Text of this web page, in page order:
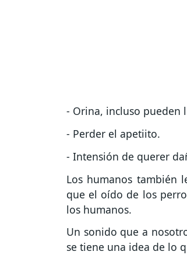
- Orina, incluso pueden
- Perder el apetiito.
- Intensión de querer
Los humanos también
que el oído de los
los humanos.
Un sonido que a
se tiene una idea de lo